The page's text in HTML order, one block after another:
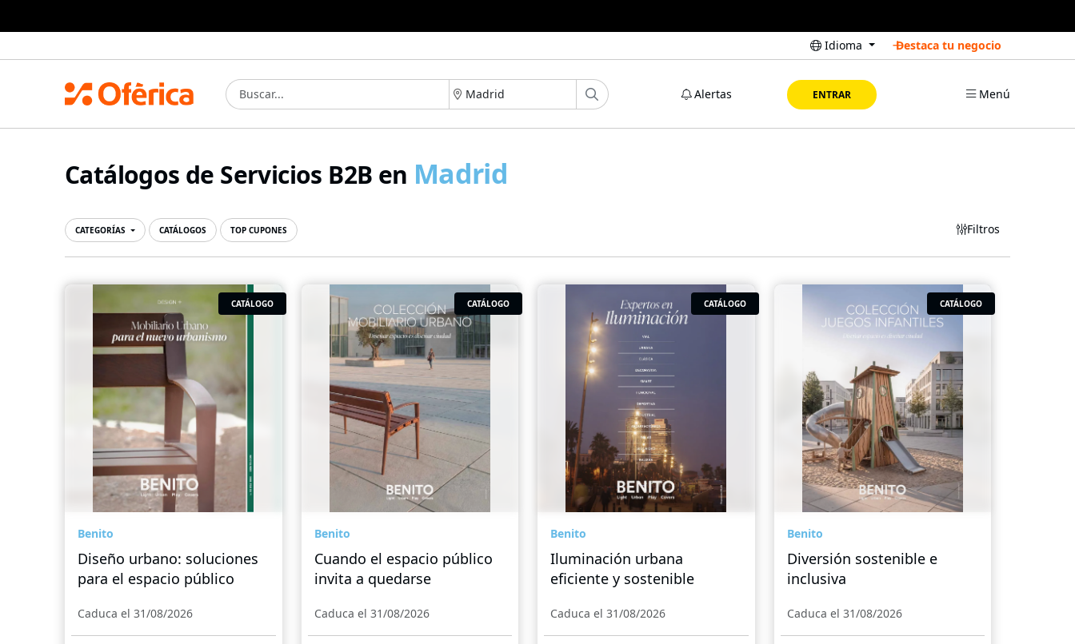
Prensa Ibérica
Idioma Destaca tu negocio
Alertas ENTRAR Menú
Catálogos de Servicios B2B en Madrid
CATEGORÍAS CATÁLOGOS TOP CUPONES Filtros
CATÁLOGO
Benito
Diseño urbano: soluciones
para el espacio público
Caduca el 31/08/2026
CATÁLOGO
Benito
Cuando el espacio público
invita a quedarse
Caduca el 31/08/2026
CATÁLOGO
Benito
Iluminación urbana
eficiente y sostenible
Caduca el 31/08/2026
CATÁLOGO
Benito
Diversión sostenible e
inclusiva
Caduca el 31/08/2026